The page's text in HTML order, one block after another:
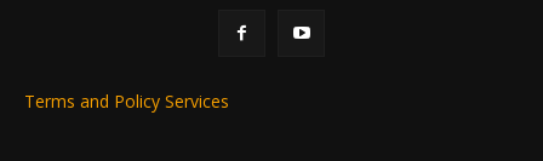
Terms and Policy Services